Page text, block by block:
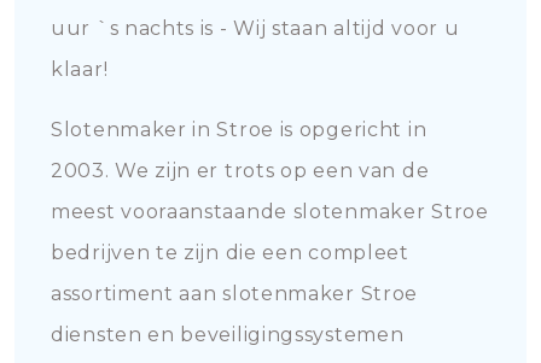
uur `s nachts is - Wij staan altijd voor u
klaar!
Slotenmaker in Stroe is opgericht in
2003. We zijn er trots op een van de
meest vooraanstaande slotenmaker Stroe
bedrijven te zijn die een compleet
assortiment aan slotenmaker Stroe
diensten en beveiligingssystemen